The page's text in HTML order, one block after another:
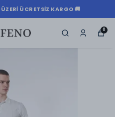
ÜCRETSIZ KARGO 🚚
0